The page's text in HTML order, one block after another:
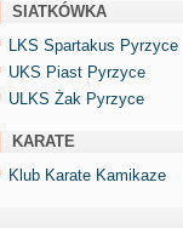
SIATKÓWKA
LKS Spartakus Pyrzyce
UKS Piast Pyrzyce
ULKS Żak Pyrzyce
KARATE
Klub Karate Kamikaze